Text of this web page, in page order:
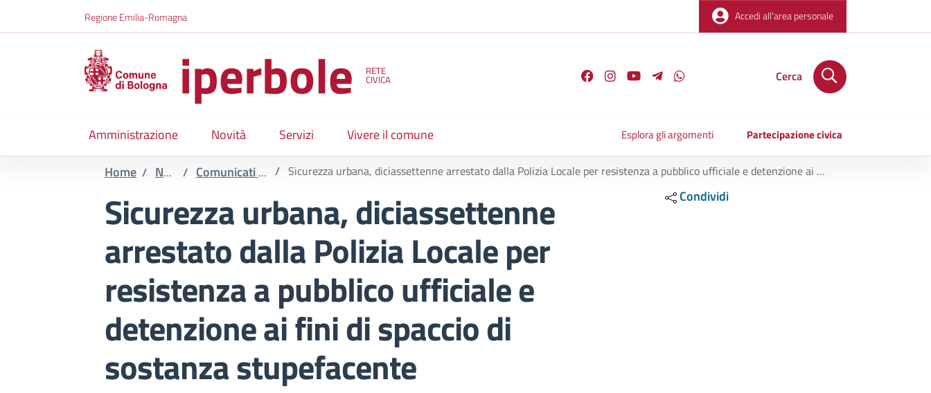
Regione Emilia-Romagna Accedi all'area personale
iperbole RETE
CIVICA Cerca
Amministrazione Novità Servizi Vivere il comune Esplora gli argomenti Partecipazione civica
Home / Novità / Comunicati stampa / Sicurezza urbana, diciassettenne arrestato dalla Polizia Locale per resistenza a pubblico ufficiale e detenzione ai fini di spaccio di sostanza stupefacente
Sicurezza urbana, diciassettenne
arrestato dalla Polizia Locale per
resistenza a pubblico ufficiale e
detenzione ai fini di spaccio di
sostanza stupefacente
Condividi